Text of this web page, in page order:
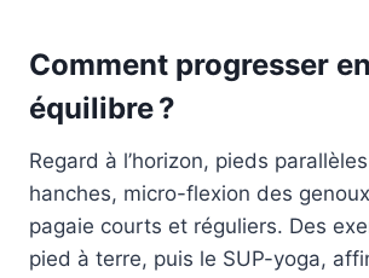
Comment progresser en
équilibre ?
Regard à l’horizon, pieds
hanches, micro-flexion des
pagaie courts et réguliers. Des
pied à terre, puis le SUP-yoga,